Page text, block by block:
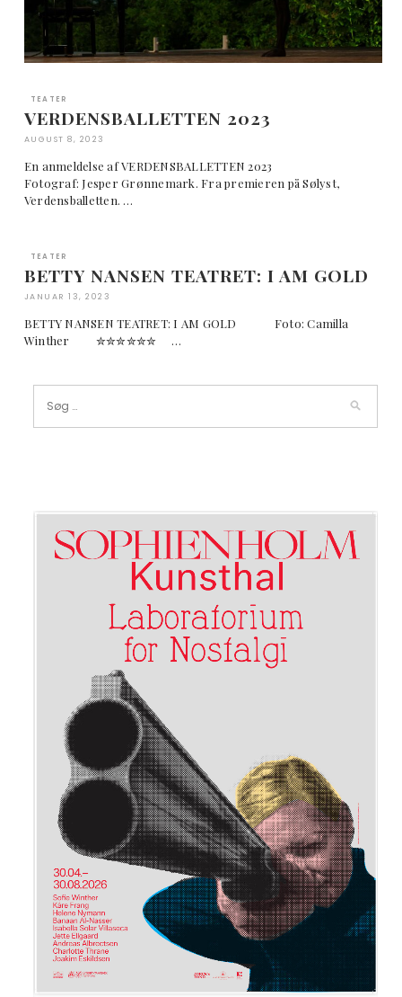
TEATER
VERDENSBALLETTEN 2023
AUGUST 8, 2023
En anmeldelse af VERDENSBALLETTEN 2023
Fotograf: Jesper Grønnemark. Fra premieren på Sølyst,
Verdensballetten. …
TEATER
BETTY NANSEN TEATRET: I AM GOLD
JANUAR 13, 2023
BETTY NANSEN TEATRET: I AM GOLD Foto: Camilla
Winther ✮✮✮✮✮✮ …